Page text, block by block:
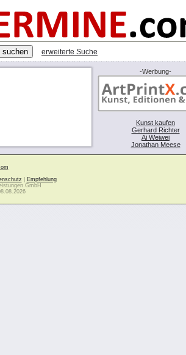
erweiterte Suche
-Werbung-
Kunst kaufen
Gerhard Richter
Ai Weiwei
Jonathan Meese
Empfehlung
GmbH